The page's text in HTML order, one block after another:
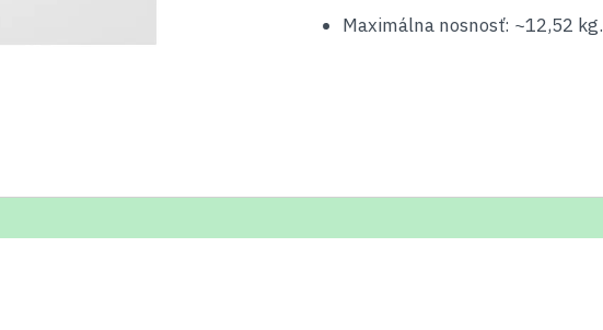
Maximálna nosnosť: ~12,52 kg.